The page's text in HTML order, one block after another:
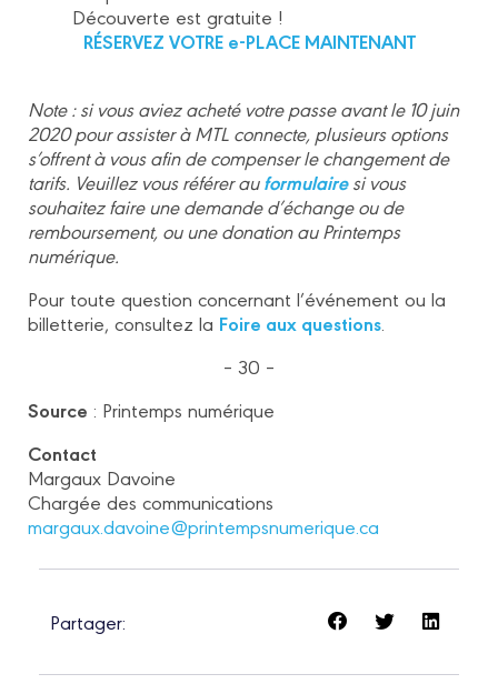
Découverte est gratuite !
RÉSERVEZ VOTRE e-PLACE MAINTENANT
Note : si vous aviez acheté votre passe avant le 10 juin
2020 pour assister à MTL connecte, plusieurs options
s’offrent à vous afin de compenser le changement de
tarifs. Veuillez vous référer auformulairesi vous
souhaitez faire une demande d’échange ou de
remboursement, ou une donation au Printemps
numérique.
Pour toute question concernant l’événement ou la
billetterie, consultez la Foire aux questions
– 30 –
Source : Printemps numérique
Contact
Margaux Davoine
Chargée des communications
margaux.davoine@printempsnumerique.ca
Partager: